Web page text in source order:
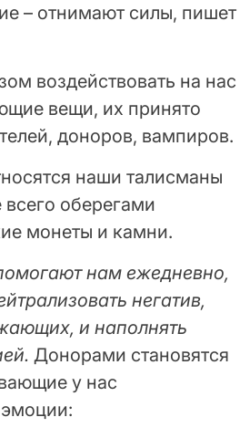
– отнимают силы, пишет
воздействовать на нас
вещи, их принято
доноров, вампиров.
наши талисманы
оберегами
монеты и камни.
нам ежедневно,
негатив,
и наполнять
Донорами становятся
у нас